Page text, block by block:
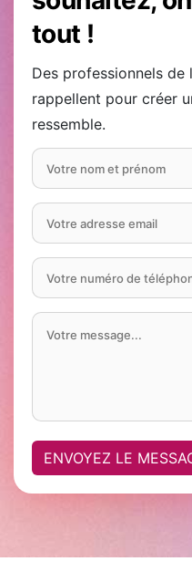
tout !
Des professionnels
rappellent pour créer
ressemble.
ENVOYEZ LE